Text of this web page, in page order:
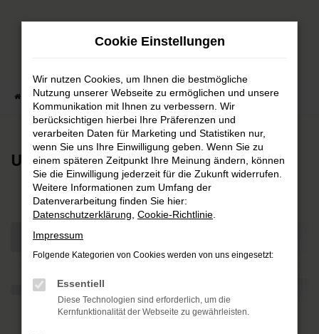
Zum
Startseite Teilen
Unser Fahrzeugbestand
Cookie Einstellungen
Wir nutzen Cookies, um Ihnen die bestmögliche
Nutzung unserer Webseite zu ermöglichen und unsere
Kommunikation mit Ihnen zu verbessern. Wir
berücksichtigen hierbei Ihre Präferenzen und
verarbeiten Daten für Marketing und Statistiken nur,
wenn Sie uns Ihre Einwilligung geben. Wenn Sie zu
einem späteren Zeitpunkt Ihre Meinung ändern, können
Sie die Einwilligung jederzeit für die Zukunft widerrufen.
Weitere Informationen zum Umfang der
Datenverarbeitung finden Sie hier:
Datenschutzerklärung Cookie-Richtlinie
Impressum
Folgende Kategorien von Cookies werden von uns eingesetzt:
Essentiell
Diese Technologien sind erforderlich, um die
Kernfunktionalität der Webseite zu gewährleisten.